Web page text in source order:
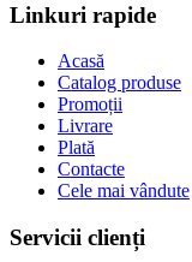
Linkuri rapide
Acasă
Catalog produse
Promoții
Livrare
Plată
Contacte
Cele mai vândute
Servicii clienți